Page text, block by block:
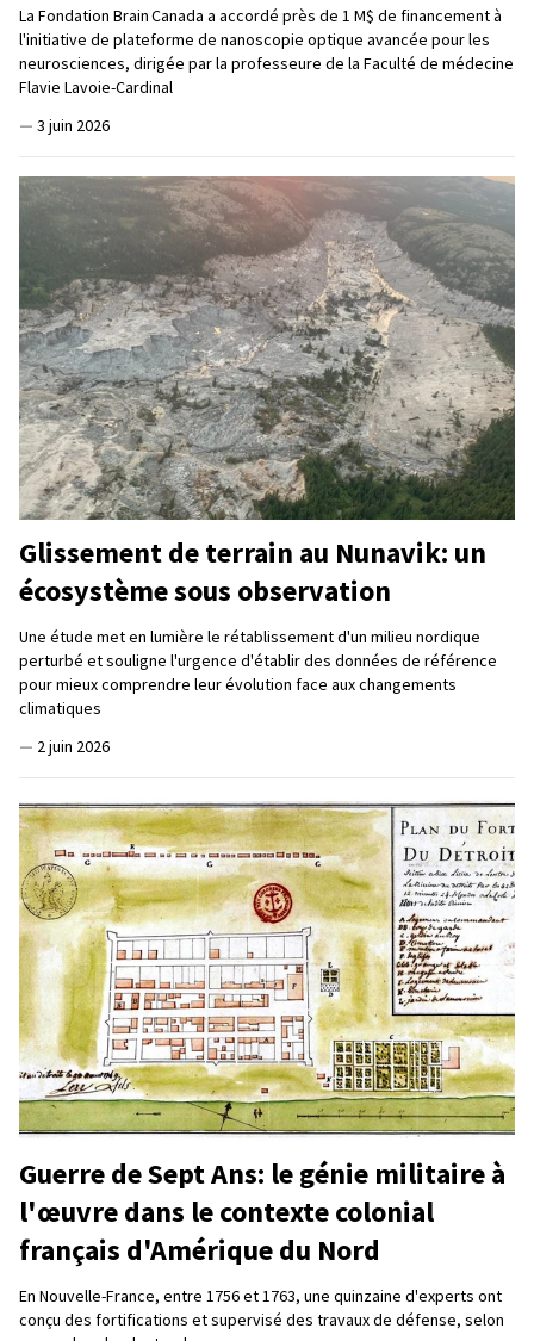
La Fondation Brain Canada a accordé près de 1 M$ de financement à
l'initiative de plateforme de nanoscopie optique avancée pour les
neurosciences, dirigée par la professeure de la Faculté de médecine
Flavie Lavoie-Cardinal
— 3 juin 2026
Glissement de terrain au Nunavik: un
écosystème sous observation
Une étude met en lumière le rétablissement d'un milieu nordique
perturbé et souligne l'urgence d'établir des données de référence
pour mieux comprendre leur évolution face aux changements
climatiques
— 2 juin 2026
Guerre de Sept Ans: le génie militaire à
l'œuvre dans le contexte colonial
français d'Amérique du Nord
En Nouvelle-France, entre 1756 et 1763, une quinzaine d'experts ont
conçu des fortifications et supervisé des travaux de défense, selon